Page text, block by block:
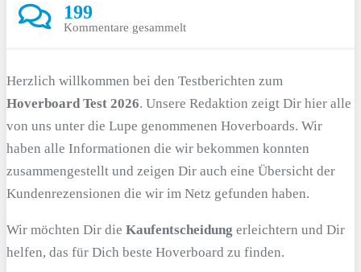
199
Kommentare gesammelt
Herzlich willkommen bei den Testberichten zum
Hoverboard Test 2026. Unsere Redaktion zeigt Dir hier alle
von uns unter die Lupe genommenen Hoverboards. Wir
haben alle Informationen die wir bekommen konnten
zusammengestellt und zeigen Dir auch eine Übersicht der
Kundenrezensionen die wir im Netz gefunden haben.
Wir möchten Dir die Kaufentscheidung erleichtern und Dir
helfen, das für Dich beste Hoverboard zu finden.